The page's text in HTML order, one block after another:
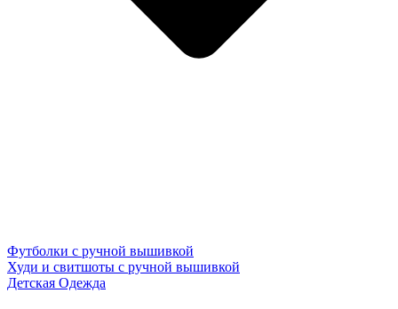
Футболки с ручной вышивкой
Худи и свитшоты с ручной вышивкой
Детская Одежда